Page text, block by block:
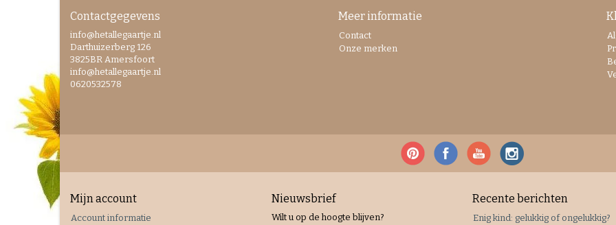
Contactgegevens
info@hetallegaartje.nl
Darthuizerberg 126
3825BR Amersfoort
info@hetallegaartje.nl
0620532578
Meer informatie
Contact
Onze merken
Mijn account
Account informatie
Nieuwsbrief
Wilt u op de hoogte blijven?
Recente berichten
Enig kind: gelukkig of ongelukkig?